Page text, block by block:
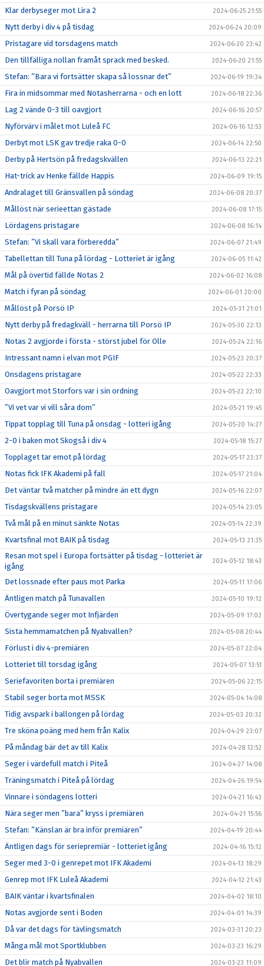
Klar derbyseger mot Lira 2 2024-06-25 21:55
Nytt derby i div 4 på tisdag 2024-06-24 20:09
Pristagare vid torsdagens match 2024-06-20 23:42
Den tillfälliga nollan framåt sprack med besked. 2024-06-20 21:55
Stefan: ”Bara vi fortsätter skapa så lossnar det” 2024-06-19 19:34
Fira in midsommar med Notasherrarna - och en lott 2024-06-18 22:36
Lag 2 vände 0-3 till oavgjort 2024-06-16 20:57
Nyförvärv i målet mot Luleå FC 2024-06-16 12:53
Derbyt mot LSK gav tredje raka 0-0 2024-06-14 22:50
Derby på Hertsön på fredagskvällen 2024-06-13 22:21
Hat-trick av Henke fällde Happis 2024-06-09 19:15
Andralaget till Gränsvallen på söndag 2024-06-08 20:37
Mållöst när serieettan gästade 2024-06-08 17:15
Lördagens pristagare 2024-06-08 16:14
Stefan: ”Vi skall vara förberedda” 2024-06-07 21:49
Tabellettan till Tuna på lördag - Lotteriet är igång 2024-06-05 11:42
Mål på övertid fällde Notas 2 2024-06-02 16:08
Match i fyran på söndag 2024-06-01 20:00
Mållöst på Porsö IP 2024-05-31 21:01
Nytt derby på fredagkväll - herrarna till Porsö IP 2024-05-30 22:13
Notas 2 avgjorde i första - störst jubel för Olle 2024-05-24 22:16
Intressant namn i elvan mot PGIF 2024-05-23 20:37
Onsdagens pristagare 2024-05-22 22:33
Oavgjort mot Storfors var i sin ordning 2024-05-22 22:10
”Vi vet var vi vill såra dom” 2024-05-21 19:45
Tippat topplag till Tuna på onsdag - lotteri igång 2024-05-20 14:27
2-0 i baken mot Skogså i div 4 2024-05-18 15:27
Topplaget tar emot på lördag 2024-05-17 23:37
Notas fick IFK Akademi på fall 2024-05-17 21:04
Det väntar två matcher på mindre än ett dygn 2024-05-16 22:07
Tisdagskvällens pristagare 2024-05-14 23:05
Två mål på en minut sänkte Notas 2024-05-14 22:39
Kvartsfinal mot BAIK på tisdag 2024-05-13 21:35
Resan mot spel i Europa fortsätter på tisdag - lotteriet är
igång
2024-05-12 18:43
Det lossnade efter paus mot Parka 2024-05-11 17:06
Äntligen match på Tunavallen 2024-05-10 19:12
Övertygande seger mot Infjärden 2024-05-09 17:02
Sista hemmamatchen på Nyabvallen? 2024-05-08 20:44
Förlust i div 4-premiären 2024-05-07 22:04
Lotteriet till torsdag igång 2024-05-07 13:51
Seriefavoriten borta i premiären 2024-05-06 22:15
Stabil seger borta mot MSSK 2024-05-04 14:08
Tidig avspark i ballongen på lördag 2024-05-03 20:32
Tre sköna poäng med hem från Kalix 2024-04-29 23:07
På måndag bär det av till Kalix 2024-04-28 12:52
Seger i värdefull match i Piteå 2024-04-27 14:08
Träningsmatch i Piteå på lördag 2024-04-26 19:54
Vinnare i söndagens lotteri 2024-04-21 16:43
Nära seger men ”bara” kryss i premiären 2024-04-21 15:56
Stefan: ”Känslan är bra inför premiären” 2024-04-19 20:44
Äntligen dags för seriepremiär - lotteriet igång 2024-04-16 15:12
Seger med 3-0 i genrepet mot IFK Akademi 2024-04-13 18:29
Genrep mot IFK Luleå Akademi 2024-04-12 21:43
BAIK väntar i kvartsfinalen 2024-04-02 18:10
Notas avgjorde sent i Boden 2024-04-01 14:39
Då var det dags för tävlingsmatch 2024-03-31 20:23
Många mål mot Sportklubben 2024-03-23 16:29
Det blir match på Nyabvallen 2024-03-23 11:09